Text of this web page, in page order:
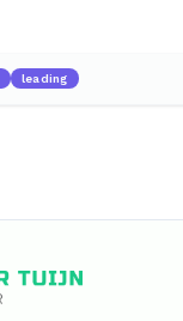
leading